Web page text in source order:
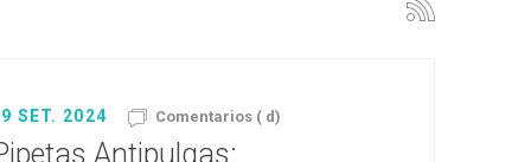
Monge
y
SET. 2024 Comentarios ( d)
Antipulgas: